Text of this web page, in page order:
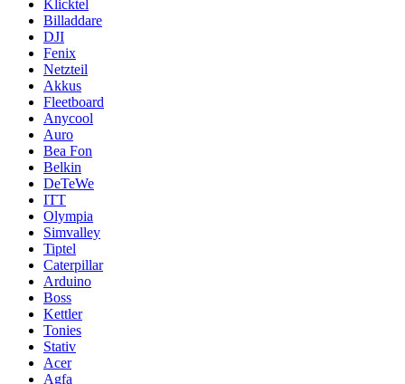
Klicktel
Billaddare
DJI
Fenix
Netzteil
Akkus
Fleetboard
Anycool
Auro
Bea Fon
Belkin
DeTeWe
ITT
Olympia
Simvalley
Tiptel
Caterpillar
Arduino
Boss
Kettler
Tonies
Stativ
Acer
Agfa